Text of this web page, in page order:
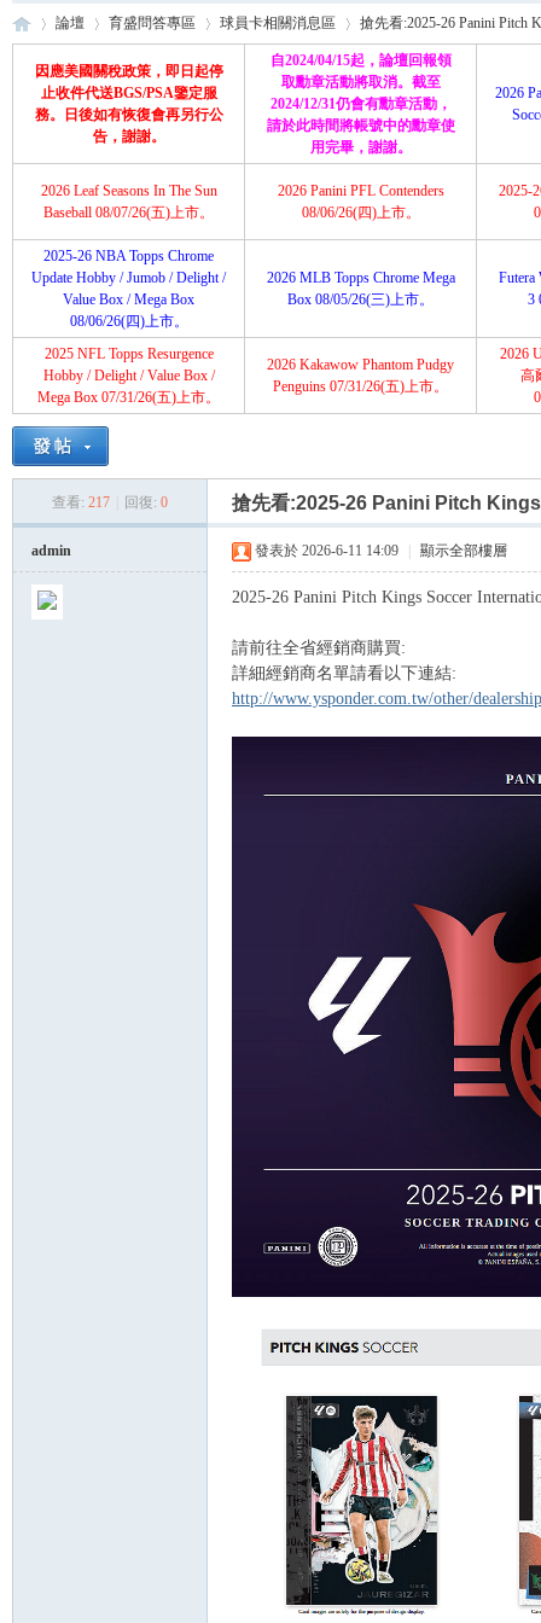
»
論壇
›
育盛問答專區
›
球員卡相關消息區
›
搶先看:2025-26 Panini Pitch
因應美國關稅政策，即日起停
止收件代送BGS/PSA鑒定服
務。日後如有恢復會再另行公
告，謝謝。
自2024/04/15起，論壇回報領
取勳章活動將取消。截至
2024/12/31仍會有勳章活動，
請於此時間將帳號中的勳章使
用完畢，謝謝。
2026
2026 Leaf Seasons In The Sun
Baseball 08/07/26(五)上市。
2026 Panini PFL Contenders
08/06/26(四)上市。
2025-
2025-26 NBA Topps Chrome
Update Hobby / Jumob / Delight /
Value Box / Mega Box
08/06/26(四)上市。
2026 MLB Topps Chrome Mega
Box 08/05/26(三)上市。
Futera
3
2025 NFL Topps Resurgence
Hobby / Delight / Value Box /
Mega Box 07/31/26(五)上市。
2026 Kakawow Phantom Pudgy
Penguins 07/31/26(五)上市。
2026
高
查看: 217 回復: 0 搶先看:2025-26 Panini Pitch
admin 發表於 2026-6-11 14:09 顯示全部樓層
2025-26 Panini Pitch Kings Soccer
請前往全省經銷商購買:
詳細經銷商名單請看以下連結:
http://www.ysponder.com.tw/other/